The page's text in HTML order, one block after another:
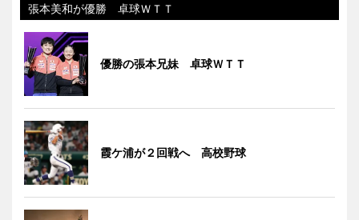
張本美和が優勝 卓球ＷＴＴ
優勝の張本兄妹 卓球ＷＴＴ
霞ケ浦が２回戦へ 高校野球